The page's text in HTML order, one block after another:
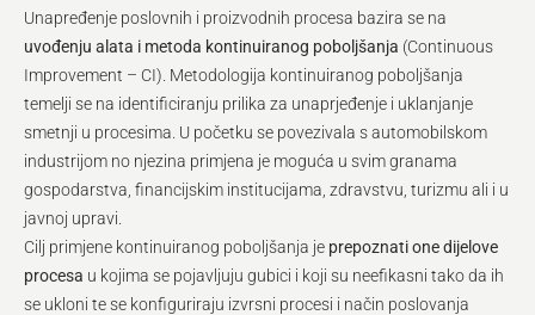
Unapređenje poslovnih i proizvodnih procesa bazira se na
uvođenju alata i metoda kontinuiranog poboljšanja (Continuous
Improvement – CI). Metodologija kontinuiranog poboljšanja
temelji se na identificiranju prilika za unaprjeđenje i uklanjanje
smetnji u procesima. U početku se povezivala s automobilskom
industrijom no njezina primjena je moguća u svim granama
gospodarstva, financijskim institucijama, zdravstvu, turizmu ali i u
javnoj upravi.
Cilj primjene kontinuiranog poboljšanja je prepoznati one dijelove
procesa u kojima se pojavljuju gubici i koji su neefikasni tako da ih
se ukloni te se konfiguriraju izvrsni procesi i način poslovanja